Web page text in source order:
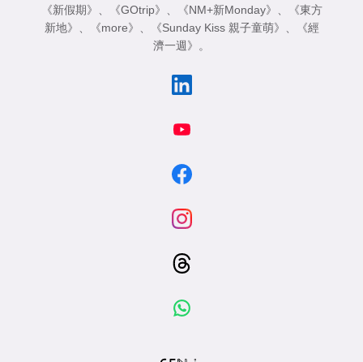
《新假期》 、 《GOtrip》 、 《NM+新Monday》 、
《東方
新地》 、 《more》 、 《Sunday Kiss 親子童萌》 、
《經
濟一週》 。